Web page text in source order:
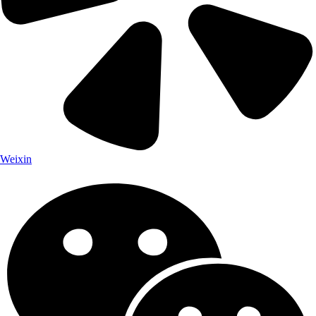
Weixin